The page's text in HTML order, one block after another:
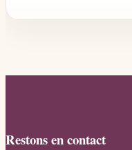
Restons en contact